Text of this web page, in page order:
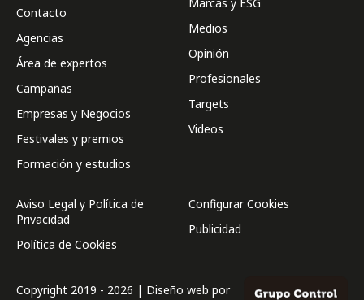
Contacto
Agencias
Área de expertos
Campañas
Empresas y Negocios
Festivales y premios
Formación y estudios
Marcas y ESG
Medios
Opinión
Profesionales
Targets
Videos
Aviso Legal y Política de
Privacidad
Política de Cookies
Configurar Cookies
Publicidad
Copyright 2019 - 2026 | Diseño web por